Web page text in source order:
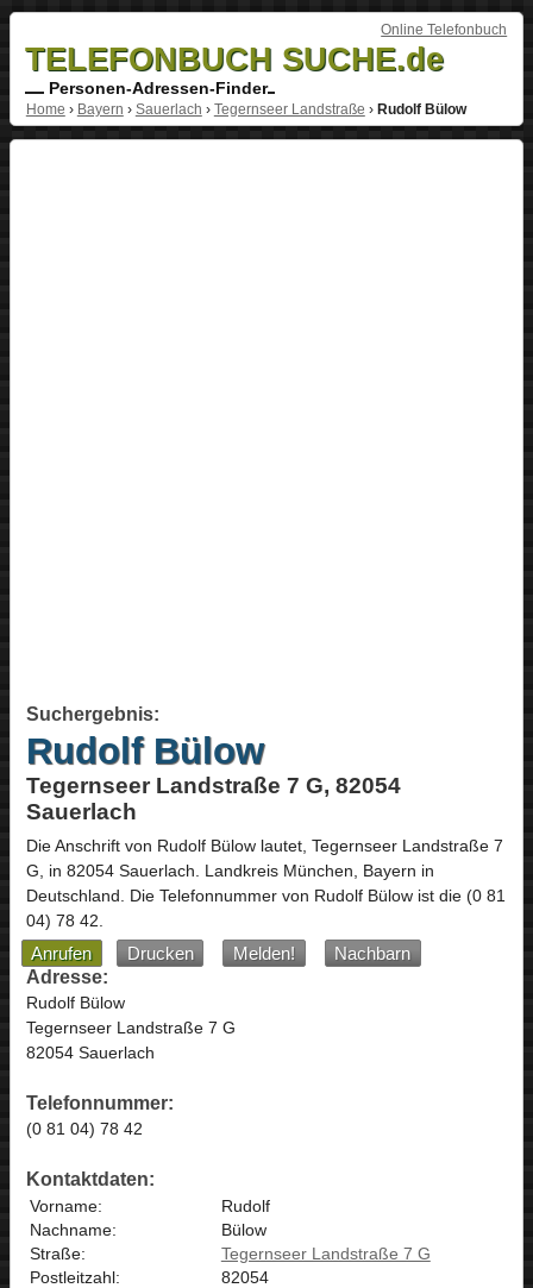
Online Telefonbuch
TELEFONBUCH SUCHE.de
Personen-Adressen-Finder
Home › Bayern › Sauerlach › Tegernseer Landstraße › Rudolf Bülow
Suchergebnis:
Rudolf Bülow
Tegernseer Landstraße 7 G, 82054
Sauerlach
Die Anschrift von Rudolf Bülowlautet, Tegernseer Landstraße 7
G, in 82054 Sauerlach. Landkreis München, Bayern in
Deutschland. Die Telefonnummer von Rudolf Bülow ist die (0 81
04) 78 42.
Anrufen Drucken Melden!
Nachbarn
Adresse:
Rudolf Bülow
Tegernseer Landstraße 7 G
82054 Sauerlach
Telefonnummer:
(0 81 04) 78 42
Kontaktdaten:
Vorname:
Rudolf
Nachname:
Bülow
Straße:
Tegernseer Landstraße 7 G
Postleitzahl:
82054